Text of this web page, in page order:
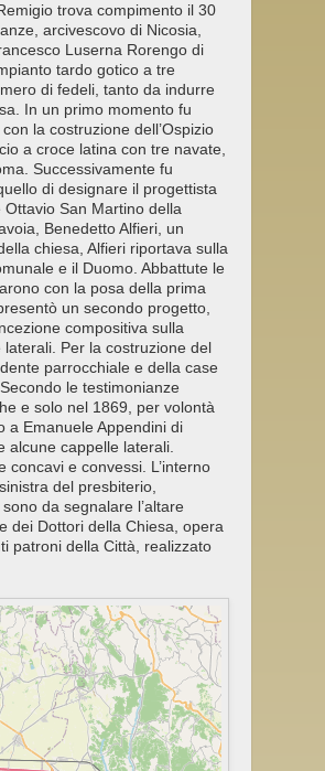
trova compimento il 30
arcivescovo di Nicosia,
Luserna Rorengo di
tardo gotico a tre
di fedeli, tanto da indurre
In un primo momento fu
la costruzione dell’Ospizio
a croce latina con tre navate,
Successivamente fu
di designare il progettista
San Martino della
Benedetto Alfieri, un
chiesa, Alfieri riportava sulla
e il Duomo. Abbattute le
con la posa della prima
un secondo progetto,
compositiva sulla
Per la costruzione del
parrocchiale e della case
le testimonianze
e solo nel 1869, per volontà
a Emanuele Appendini di
alcune cappelle laterali.
e convessi. L’interno
del presbiterio,
da segnalare l’altare
dei Dottori della Chiesa, opera
patroni della Città, realizzato